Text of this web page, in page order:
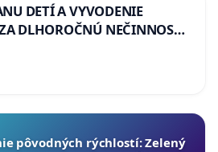
DETÍ A VYVODENIE
DLHOROČNÚ NEČINNOSŤ
pôvodných rýchlostí: Zelený